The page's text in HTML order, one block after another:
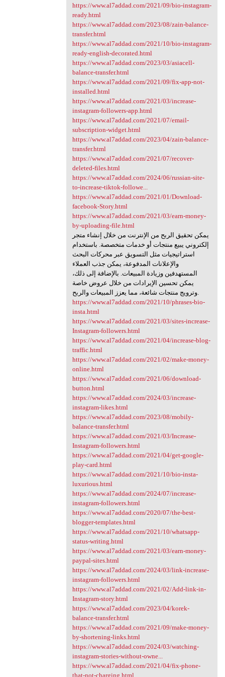
https://www.al7addad.com/2021/09/bio-instagram-
ready.html
https://www.al7addad.com/2023/08/zain-balance-
transfer.html
https://www.al7addad.com/2021/10/bio-instagram-
ready-english-decorated.html
https://www.al7addad.com/2023/03/asiacell-
balance-transfer.html
https://www.al7addad.com/2021/09/fix-app-not-
installed.html
https://www.al7addad.com/2021/03/increase-
instagram-followers-app.html
https://www.al7addad.com/2021/07/email-
subscription-widget.html
https://www.al7addad.com/2023/04/zain-balance-
transfer.html
https://www.al7addad.com/2021/07/recover-
deleted-files.html
https://www.al7addad.com/2024/06/russian-site-
to-increase-tiktok-followe...
https://www.al7addad.com/2021/01/Download-
facebook-Story.html
https://www.al7addad.com/2021/03/earn-money-
by-uploading-file.html
يمكن تحقيق الربح من الإنترنت من خلال إنشاء متجر
إلكتروني يبيع منتجات أو خدمات متخصصة. باستخدام
استراتيجيات مثل التسويق عبر محركات البحث
والإعلانات المدفوعة، يمكن جذب العملاء
المستهدفين وزيادة المبيعات. بالإضافة إلى ذلك،
يمكن تحسين الإيرادات من خلال عروض خاصة
وترويج منتجات شائعة، مما يعزز المبيعات والربح.
https://www.al7addad.com/2021/10/phrases-bio-
insta.html
https://www.al7addad.com/2021/03/sites-increase-
Instagram-followers.html
https://www.al7addad.com/2021/04/increase-blog-
traffic.html
https://www.al7addad.com/2021/02/make-money-
online.html
https://www.al7addad.com/2021/06/download-
button.html
https://www.al7addad.com/2024/03/increase-
instagram-likes.html
https://www.al7addad.com/2023/08/mobily-
balance-transfer.html
https://www.al7addad.com/2021/03/Increase-
Instagram-followers.html
https://www.al7addad.com/2021/04/get-google-
play-card.html
https://www.al7addad.com/2021/10/bio-insta-
luxurious.html
https://www.al7addad.com/2024/07/increase-
instagram-followers.html
https://www.al7addad.com/2020/07/the-best-
blogger-templates.html
https://www.al7addad.com/2021/10/whatsapp-
status-writing.html
https://www.al7addad.com/2021/03/earn-money-
paypal-sites.html
https://www.al7addad.com/2024/03/link-increase-
instagram-followers.html
https://www.al7addad.com/2021/02/Add-link-in-
Instagram-story.html
https://www.al7addad.com/2023/04/korek-
balance-transfer.html
https://www.al7addad.com/2021/09/make-money-
by-shortening-links.html
https://www.al7addad.com/2024/03/watching-
instagram-stories-without-owne...
https://www.al7addad.com/2021/04/fix-phone-
that-not-charging.html